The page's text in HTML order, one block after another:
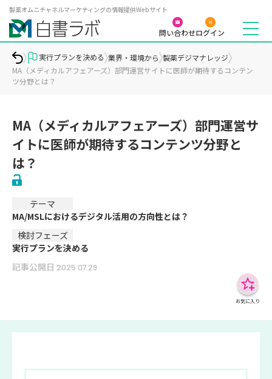
製薬オムニチャネルマーケティングの情報提供Webサイト
問い合わせログイン
実行プランを決める 業界・環境から 製薬デジマナレッジ
MA（メディカルアフェアーズ）部門運営サイトに医師が期待するコンテン
ツ分野とは？
MA（メディカルアフェアーズ）部門運営サ
イトに医師が期待するコンテンツ分野と
は？
テーマ
MA/MSLにおけるデジタル活用の方向性とは？
検討フェーズ
実行プランを決める
記事公開日 2025.07.29
お気に入り